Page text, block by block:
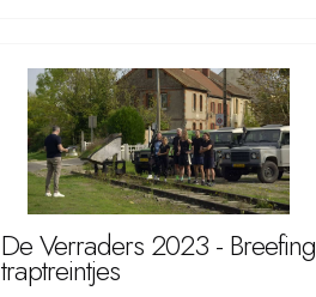
De Verraders 2023 - Breefing
traptreintjes